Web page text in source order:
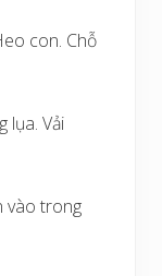
con. Chỗ
lụa. Vải
vào trong